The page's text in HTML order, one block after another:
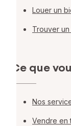
Louer un
Trouver
Ce que
Nos
Vendre en